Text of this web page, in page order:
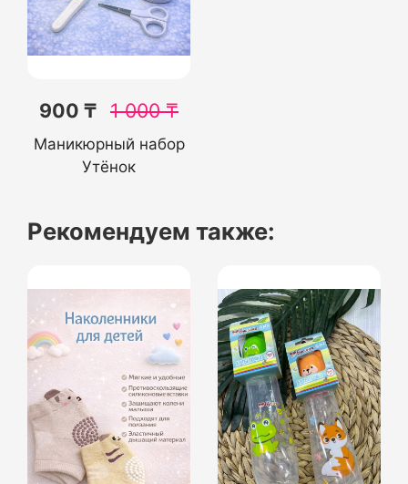
900 ₸ 1 000₸
Маникюрный набор
Утёнок
Рекомендуем также: